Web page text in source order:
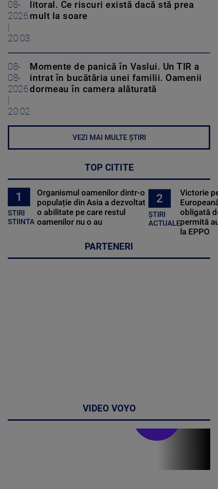
08-
2026
20:03
litoral. Ce riscuri există dacă stă prea
mult la soare
08-
08-
2026
20:02
Momente de panică în Vaslui. Un TIR a
intrat în bucătăria unei familii. Oamenii
dormeau în camera alăturată
VEZI MAI MULTE ȘTIRI
TOP CITITE
1
STIRI
STIINTA
Organismul oamenilor dintr-o
populație din Asia a dezvoltat
o abilitate pe care restul
oamenilor nu o au
2
ȘTIRI
ACTUALE
Victorie
obligată
permită
la EPPO
PARTENERI
VIDEO VOYO